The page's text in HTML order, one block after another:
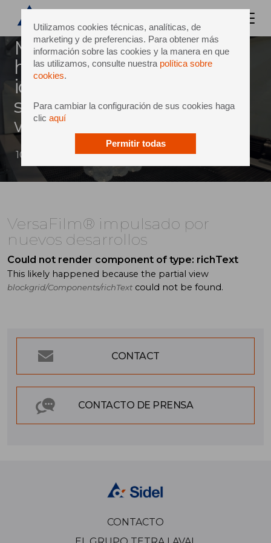
Utilizamos cookies técnicas, analíticas, de
marketing y de preferencias. Para obtener más
información sobre las cookies y la manera en que
las utilizamos, consulte nuestra política sobre
cookies.
Para cambiar la configuración de sus cookies haga
clic aquí
Permitir todas
Machine infeed and film
handling are clearly
identified as the two
sensitive aspects of a shrink-
wrapping solution.
10 junio 2015
VersaFilm® impulsado por
nuevos desarrollos
Could not render component of type: richText
This likely happened because the partial view
blockgrid/Components/richText could not be found.
CONTACT
CONTACTO DE PRENSA
CONTACTO